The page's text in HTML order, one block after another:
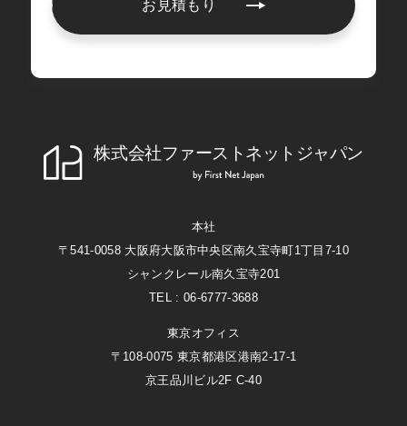
お見積もり
株式会社ファーストネットジャパン
本社
〒541-0058 大阪府大阪市中央区南久宝寺町1丁目7-10
シャンクレール南久宝寺201
TEL : 06-6777-3688
東京オフィス
〒108-0075 東京都港区港南2-17-1
京王品川ビル2F C-40